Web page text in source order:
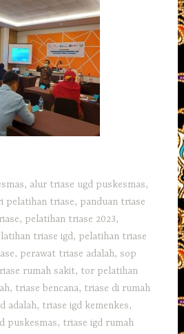
, alur triase ugd puskesmas,
pelatihan triase, panduan triase
, pelatihan triase 2023,
triase igd, pelatihan triase
, perawat triase adalah,sop
rumah sakit, tor pelatihan
, triase bencana, triase di rumah
adalah, triase igd kemenkes,
puskesmas, triase igd rumah